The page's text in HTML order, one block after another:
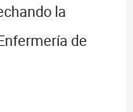
la
de